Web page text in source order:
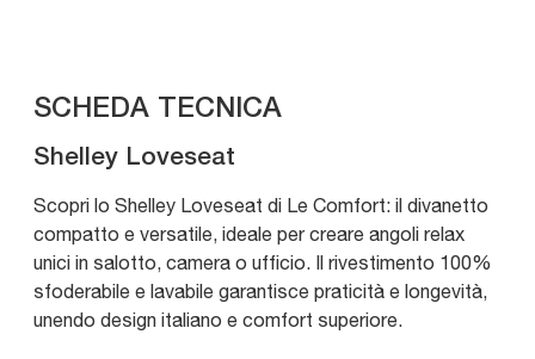
SCHEDA TECNICA
Shelley Loveseat
Scopri lo Shelley Loveseat di Le Comfort: il divanetto
compatto e versatile, ideale per creare angoli relax
unici in salotto, camera o ufficio. Il rivestimento 100%
sfoderabile e lavabile garantisce praticità e longevità,
unendo design italiano e comfort superiore.